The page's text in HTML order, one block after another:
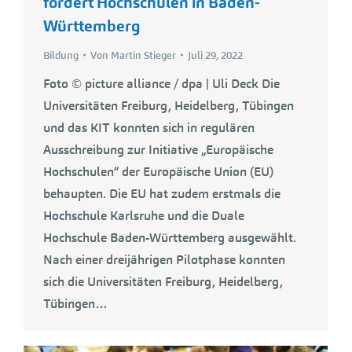
Württemberg
Bildung Von Martin Stieger Juli 29, 2022
Foto © picture alliance / dpa | Uli Deck Die
Universitäten Freiburg, Heidelberg, Tübingen
und das KIT konnten sich in regulären
Ausschreibung zur Initiative „Europäische
Hochschulen“ der Europäische Union (EU)
behaupten. Die EU hat zudem erstmals die
Hochschule Karlsruhe und die Duale
Hochschule Baden-Württemberg ausgewählt.
Nach einer dreijährigen Pilotphase konnten
sich die Universitäten Freiburg, Heidelberg,
Tübingen…